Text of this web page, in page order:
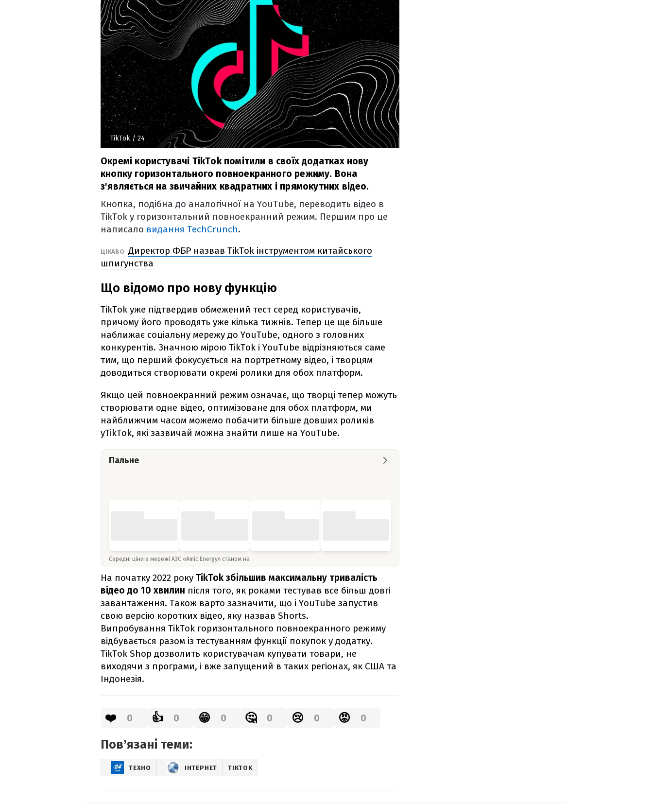
TikTok / 24
Окремі користувачі TikTok помітили в своїх додатках нову
кнопку горизонтального повноекранного режиму. Вона
з'являється на звичайних квадратних і прямокутних відео.
Кнопка, подібна до аналогічної на YouTube, переводить відео в
TikTok у горизонтальний повноекранний режим. Першим про це
написало видання TechCrunch.
ЦІКАВО Директор ФБР назвав TikTok інструментом китайського
шпигунства
Що відомо про нову функцію
TikTok уже підтвердив обмежений тест серед користувачів,
причому його проводять уже кілька тижнів. Тепер це ще більше
наближає соціальну мережу до YouTube, одного з головних
конкурентів. Значною мірою TikTok і YouTube відрізняються саме
тим, що перший фокусується на портретному відео, і творцям
доводиться створювати окремі ролики для обох платформ.
Якщо цей повноекранний режим означає, що творці тепер можуть
створювати одне відео, оптимізоване для обох платформ, ми
найближчим часом можемо побачити більше довших роликів
уTikTok, які зазвичай можна знайти лише на YouTube.
Пальне
Середні ціни в мережі АЗС «Amic Energy» станом на
На початку 2022 року TikTok збільшив максимальну тривалість
відео до 10 хвилин після того, як роками тестував все більш довгі
завантаження. Також варто зазначити, що і YouTube запустив
свою версію коротких відео, яку назвав Shorts.
Випробування TikTok горизонтального повноекранного режиму
відбувається разом із тестуванням функції покупок у додатку.
TikTok Shop дозволить користувачам купувати товари, не
виходячи з програми, і вже запущений в таких регіонах, як США та
Індонезія.
❤️ 0 👍 0 😁 0 🤔 0 😢 0 😡 0
Повʼязані теми:
ТЕХНО ІНТЕРНЕТ TIKTOK